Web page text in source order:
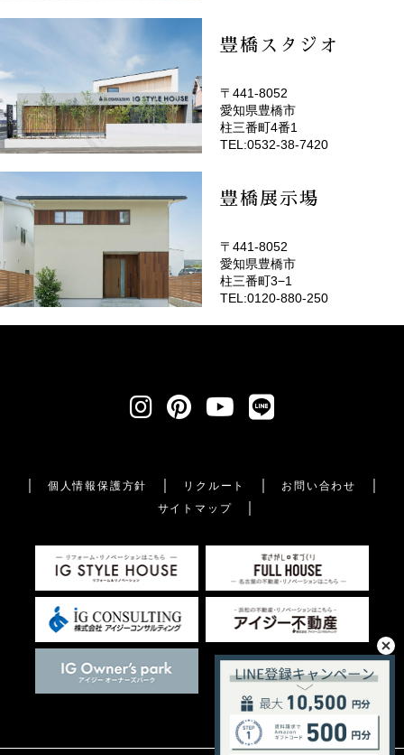
豊橋スタジオ
(EMOTOP豊橋)
〒441-8052
愛知県豊橋市
柱三番町4番1
TEL:0532-38-7420
豊橋展示場
〒441-8052
愛知県豊橋市
柱三番町3−1
TEL:0120-880-250
個人情報保護方針 リクルート
お問い合わせ
サイトマップ